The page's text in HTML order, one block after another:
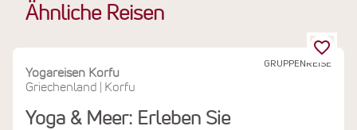
Ähnliche Reisen
GRUPPENREISE
Yogareisen Korfu
Griechenland
Korfu
Yoga & Meer: Erleben Sie